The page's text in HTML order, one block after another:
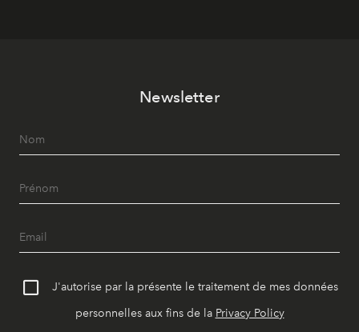
Newsletter
J'autorise par la présente le traitement de mes données
personnelles aux fins de la Privacy Policy